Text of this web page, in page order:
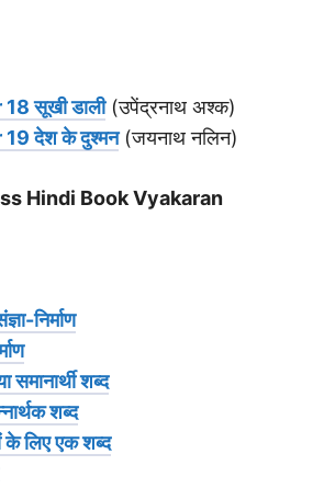
सूखी डाली(उपेंद्रनाथ अश्क)
देश के दुश्मन(जयनाथ नलिन)
Hindi Book Vyakaran
निर्माण
समानार्थी शब्द
शब्द
लिए एक शब्द